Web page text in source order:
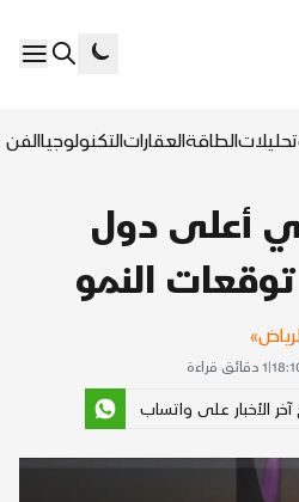
الطاقةالعقاراتالتكنولوجياالفن
أعلى دول
النمو
|
1 دقائق قراءة
آخر الأخبار على واتساب